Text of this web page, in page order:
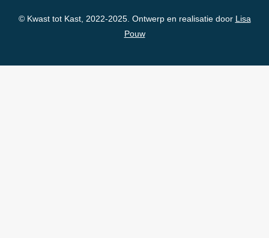
© Kwast tot Kast, 2022-2025. Ontwerp en realisatie door Lisa
Pouw